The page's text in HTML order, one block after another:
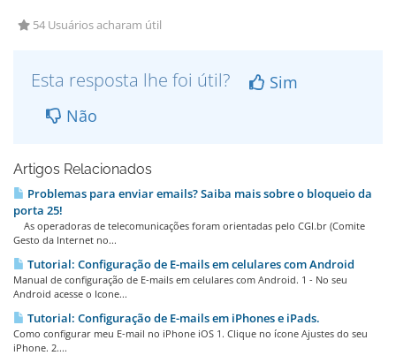
54 Usuários acharam útil
Esta resposta lhe foi útil?
Sim
Não
Artigos Relacionados
Problemas para enviar emails? Saiba mais sobre o bloqueio da
porta 25!
As operadoras de telecomunicações foram orientadas pelo CGI.br (Comite
Gesto da Internet no...
Tutorial: Configuração de E-mails em celulares com Android
Manual de configuração de E-mails em celulares com Android. 1 - No seu
Android acesse o Icone...
Tutorial: Configuração de E-mails em iPhones e iPads.
Como configurar meu E-mail no iPhone iOS 1. Clique no ícone Ajustes do seu
iPhone. 2....